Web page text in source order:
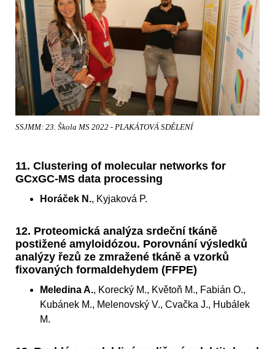
SSJMM: 23. Škola MS 2022 - PLAKÁTOVÁ SDĚLENÍ
11. Clustering of molecular networks for
GCxGC-MS data processing
Horáček N., Kyjaková P.
12. Proteomická analýza srdeční tkáně
postižené amyloidózou. Porovnání výsledků
analýzy řezů ze zmražené tkáně a vzorků
fixovaných formaldehydem (FFPE)
Meledina A., Korecký M., Květoň M., Fabián O.,
Kubánek M., Melenovský V., Cvačka J., Hubálek
M.